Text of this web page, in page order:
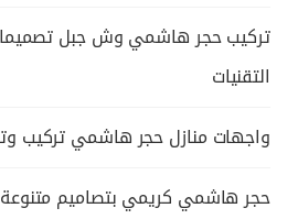
تركيب حجر هاشمي وش جبل
التقنيات
واجهات منازل حجر هاشمي تركيب
حجر هاشمي كريمي بتصاميم